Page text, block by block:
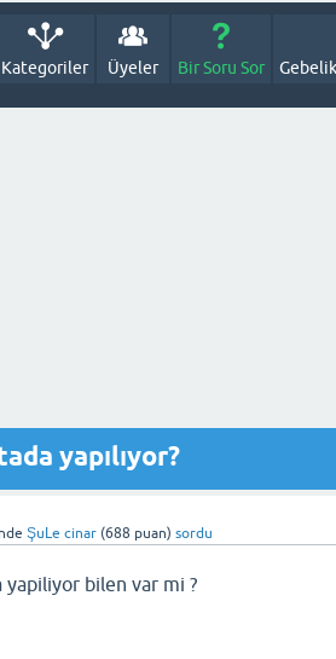
Kategoriler Üyeler Bir Soru Sor
yapılıyor?
ŞuLe cinar (688 puan) sordu
bilen var mi ?